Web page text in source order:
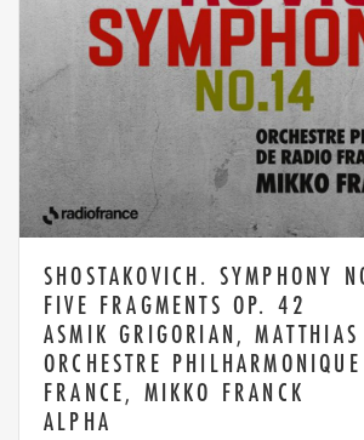
SHOSTAKOVICH. SYMPHONY
FIVE FRAGMENTS OP. 42
ASMIK GRIGORIAN, MATTHIAS
ORCHESTRE
FRANCE, MIKKO FRANCK
ALPHA